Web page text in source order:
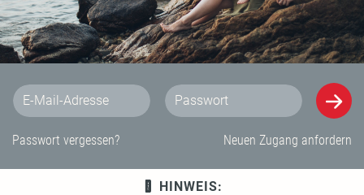
E-Mail-Adresse
Passwort
Passwort vergessen?
Neuen Zugang anfordern
HINWEIS: